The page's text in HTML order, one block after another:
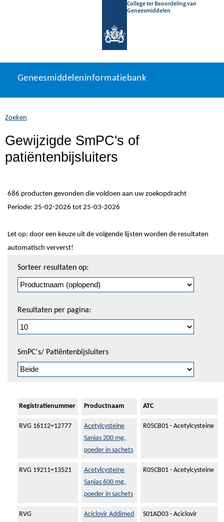
College ter Beoordeling van
Geneesmiddelen
naar
Geneesmiddeleninformatiebank
U
zich
hier:
Geneesmiddeleninformatiebank
Zoeken
Gewijzigde SmPC's of
patiëntenbijsluiters
686 producten gevonden die voldoen aan uw zoekopdracht
Periode: 25-02-2026 tot 25-03-2026
Let op: door een keuze uit de volgende lijsten worden de resultaten
automatisch ververst!
pagineren
Sorteer resultaten op:
Resultaten per pagina:
SmPC's/ Patiëntenbijsluiters
Registratienummer Productnaam ATC
RVG 16112=12777
Acetylcysteïne
Sanias 200 mg,
poeder in sachets
R05CB01 - Acetylcysteine
RVG 19211=13521
Acetylcysteïne
Sanias 600 mg,
poeder in sachets
R05CB01 - Acetylcysteine
RVG
Aciclovir Addimed
S01AD03 - Aciclovir